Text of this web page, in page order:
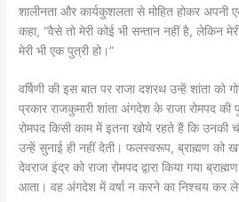
शालीनता और कार्यकुशलता से मोहित होकर अपनी
कहा, “वैसे तो मेरी कोई भी सन्तान नहीं है, लेकिन
मेरी भी एक पुत्री हो।”
वर्षिणी की इस बात पर राजा दशरथ उन्हें शांता
प्रकार राजकुमारी शांता अंगदेश के राजा रोमपद की
रोमपद किसी काम में इतना खोये रहते हैं कि
उन्हें सुनाई ही नहीं देती। फलस्वरूप, ब्राह्मण को
देवराज इंद्र को राजा रोमपद द्वारा किया गया
आता। वह अंगदेश में वर्षा न करने का निश्चय कर